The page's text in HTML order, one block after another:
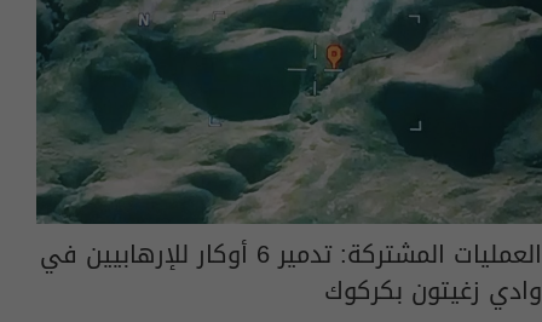
العمليات المشتركة: تدمير 6 أوكار للإرهابيين في
وادي زغيتون بكركوك